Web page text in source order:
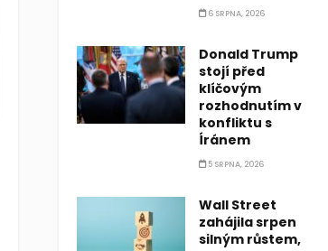
6 SRPNA, 2026
Donald Trump
stojí před
klíčovým
rozhodnutím v
konfliktu s
Íránem
5 SRPNA, 2026
Wall Street
zahájila srpen
silným růstem,